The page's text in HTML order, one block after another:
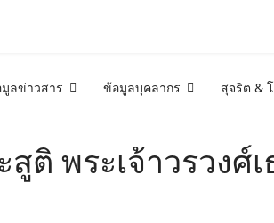
ลข่าวสาร ข้อมูลบุคลากร สุจริต &
พระเจ้าวรวงศ์